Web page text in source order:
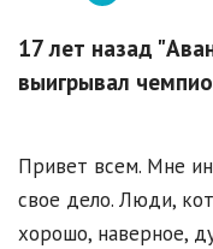
17 лет назад
выигрывал
Привет всем. Мне
свое дело. Люди,
хорошо, наверное,